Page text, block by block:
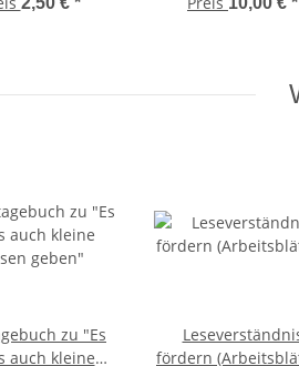
zu "Es
auch kleine
fördern